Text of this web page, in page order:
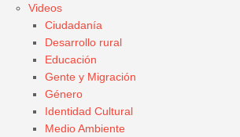
Videos
Ciudadanía
Desarrollo rural
Educación
Gente y Migración
Género
Identidad Cultural
Medio Ambiente